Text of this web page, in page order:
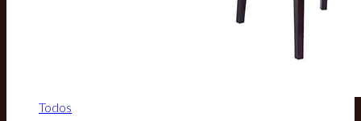
Todos